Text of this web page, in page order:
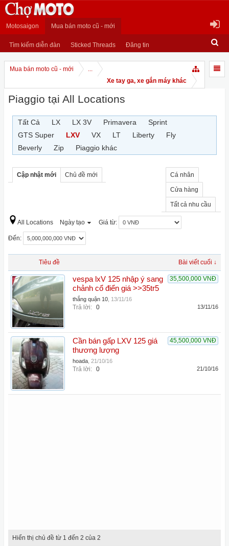
Motosaigon Mua bán moto cũ - mới
Tìm kiếm diễn đàn Sticked Threads Đăng tin
Mua bán moto cũ - mới
...
Xe tay ga, xe gắn máy khác
Piaggio tại All Locations
Tất Cả LX LX 3V Primavera
Sprint
GTS Super
LXV VX LT Liberty
Fly
Beverly
Zip Piaggio khác
Cập nhật mới Chủ đề mới Cá nhân
Cửa hàng
Tất cả nhu cầu
All Locations Ngày tạo Giá từ:
Đến:
Tiêu đề Bài viết cuối ↓
35,500,000 VNĐ
vespa lxV 125 nhập ý sang
chảnh cổ điển giá >>35tr5
thắng quận 10 13/11/16
Trả lời: 0 13/11/16
45,500,000 VNĐ
Cần bán gấp LXV 125 giá
thương lượng
hoada 21/10/16
Trả lời: 0 21/10/16
Hiển thị chủ đề từ 1 đến 2 của 2